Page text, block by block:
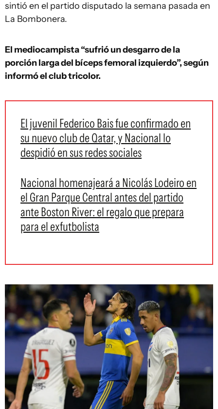
sintió en el partido disputado la semana pasada en
La Bombonera.
El mediocampista “sufrió un desgarro de la
porción larga del bíceps femoral izquierdo”, según
informó el club tricolor.
El juvenil Federico Bais fue confirmado en
su nuevo club de Qatar, y Nacional lo
despidió en sus redes sociales
Nacional homenajeará a Nicolás Lodeiro en
el Gran Parque Central antes del partido
ante Boston River: el regalo que prepara
para el exfutbolista